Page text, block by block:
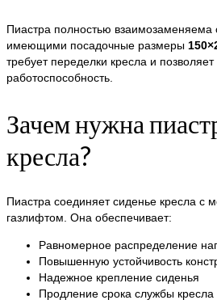
Пиастра полностью взаимозаменяема
имеющими посадочные размеры
требует переделки кресла и
работоспособность.
Зачем нужна
кресла?
Пиастра соединяет сиденье кресла с
газлифтом. Она обеспечивает:
Равномерное распределение
Повышенную устойчивость
Надежное крепление сиденья
Продление срока службы кресла